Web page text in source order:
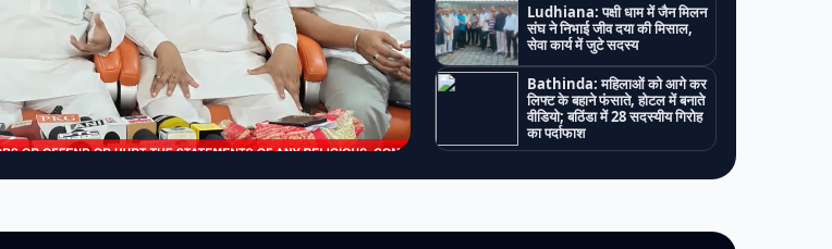
Ludhiana: पक्षी धाम में जैन मिलन
संघ ने निभाई जीव दया की मिसाल,
सेवा कार्य में जुटे सदस्य
Bathinda: महिलाओं को आगे कर
लिफ्ट के बहाने फंसाते, होटल में बनाते
वीडियो; बठिंडा में 28 सदस्यीय गिरोह
का पर्दाफाश